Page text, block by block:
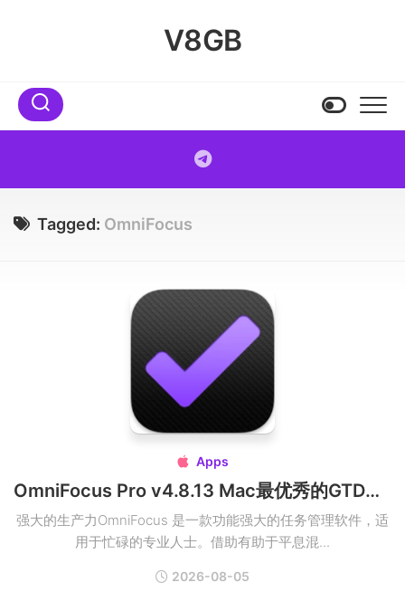
V8GB
Tagged: OmniFocus
 Apps
OmniFocus Pro v4.8.13 Mac最优秀的GTD效率工具破解版
强大的生产力OmniFocus 是一款功能强大的任务管理软件，适
用于忙碌的专业人士。借助有助于平息混...
2026-08-05